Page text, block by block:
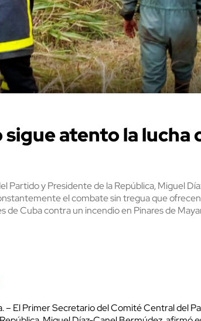
atento la lucha
Partido y Presidente de la República, Miguel
el combate sin tregua que
Cuba contra un incendio en Pinares de
– El Primer Secretario del Comité Central del